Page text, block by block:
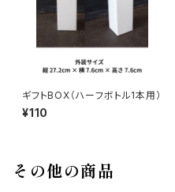
ギフトBOX（ハーフボトル1本用）
¥110
その他の商品